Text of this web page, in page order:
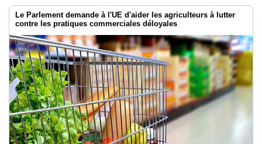
Le Parlement demande à l'UE d'aider les agriculteurs à lutter
contre les pratiques commerciales déloyales